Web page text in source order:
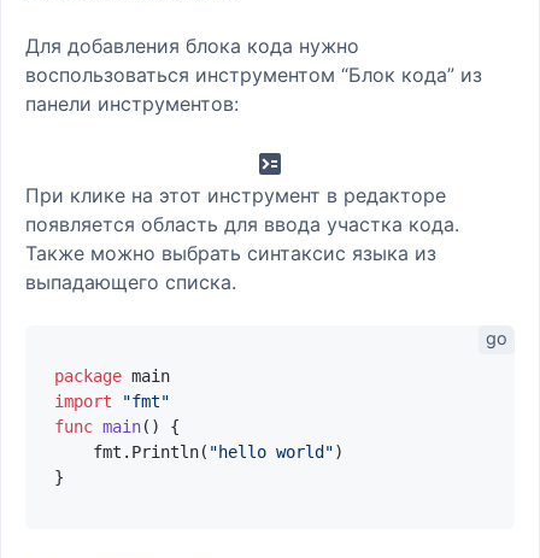
Для добавления блока кода нужно
воспользоваться инструментом “Блок кода” из
панели инструментов:
При клике на этот инструмент в редакторе
появляется область для ввода участка кода.
Также можно выбрать синтаксис языка из
выпадающего списка.
package
import
"fmt"
func main()
{
    fmt.Println(
"hello world")